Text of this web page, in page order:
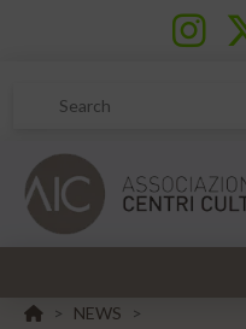
Search
HOME
> NEWS
>